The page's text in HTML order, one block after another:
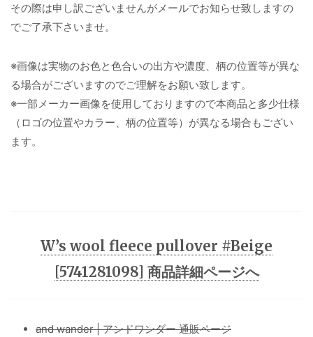
その際は申し訳ございませんがメールでお知らせ致しますの
でご了承下さいませ。
※画像は実物のお色と色合いの出方や濃度、柄の位置等が異な
る場合がございますのでご理解をお願い致します。
※一部メーカー画像を使用しておりますので本商品と多少仕様
（ロゴの位置やカラー、柄の位置等）が異なる場合もござい
ます。
W’s wool fleece pullover #Beige
[5741281098] 商品詳細ページへ
and wander | アンドワンダー 通販ページ